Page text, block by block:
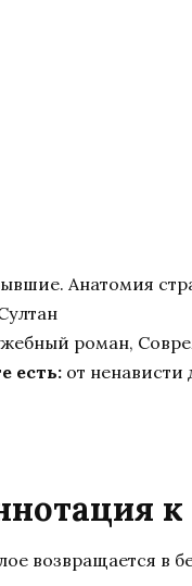
Анатомия
роман,
есть: от
возвращается в